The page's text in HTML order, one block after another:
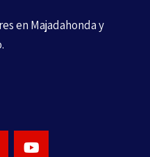
en Majadahonda y